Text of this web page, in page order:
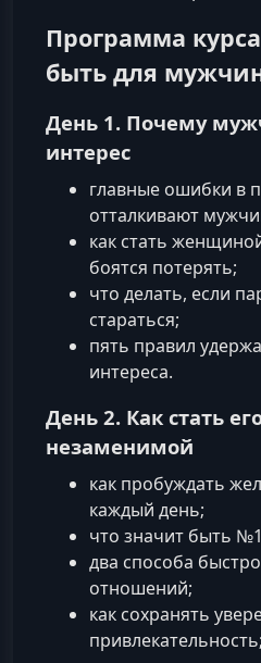
Программа
быть для
День 1. Почему
интерес
главные ошибки в
отталкивают
как стать
боятся потерять;
что делать, если
стараться;
пять правил
интереса.
День 2. Как стать
незаменимой
как пробуждать
каждый день;
что значит быть
два способа
отношений;
как сохранять
привлекательность;